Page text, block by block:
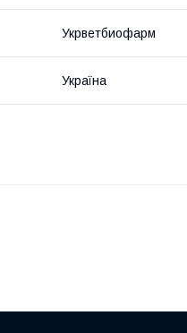
Укрветбиофарм
Україна